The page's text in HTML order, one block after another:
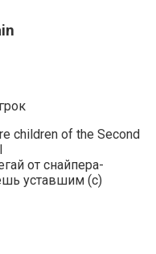
children of the Second
от снайпера-
уставшим (с)